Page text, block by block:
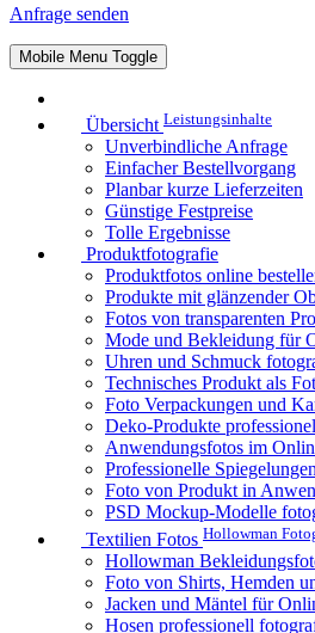
Anfrage senden
Mobile Menu Toggle
Übersicht Leistungsinhalte
Unverbindliche Anfrage
Einfacher Bestellvorgang
Planbar kurze Lieferzeiten
Günstige Festpreise
Tolle Ergebnisse
Produktfotografie
Produktfotos online
Produkte mit glänzender
Fotos von transparenten
Mode und Bekleidung für
Uhren und Schmuck
Technisches Produkt als
Foto Verpackungen und
Deko-Produkte
Anwendungsfotos im
Professionelle
Foto von Produkt in
PSD Mockup-Modelle
Textilien Fotos Hollowman
Hollowman
Foto von Shirts, Hemden
Jacken und Mäntel für
Hosen professionell